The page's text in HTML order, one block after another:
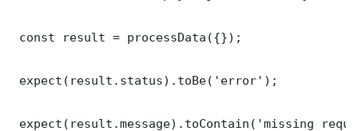
const result = processData({});
expect(result.status).toBe('error');
expect(result.message).toContain('missing